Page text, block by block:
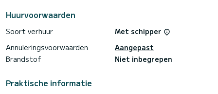
Huurvoorwaarden
Soort verhuur
Met schipper
Annuleringsvoorwaarden
Aangepast
Brandstof
Niet inbegrepen
Praktische informatie